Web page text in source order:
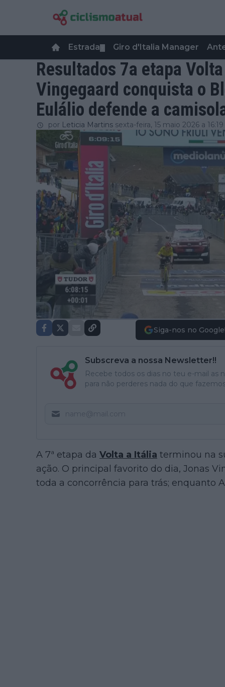
Estrada Giro d'Italia Manager
Resultados 7a etapa
Vingegaard conquista o
Eulálio defende a
por Leticia Martins sexta-feira, 15 maio 2026 a 16:19
Siga-nos no Google!
Subscreva a nossa Newsletter!!
Recebe todos os dias no teu e-mail as
para não perderes nada do que
A 7ª etapa da Volta a Itália terminou na
ação. O principal favorito do dia, Jonas
toda a concorrência para trás; enquanto